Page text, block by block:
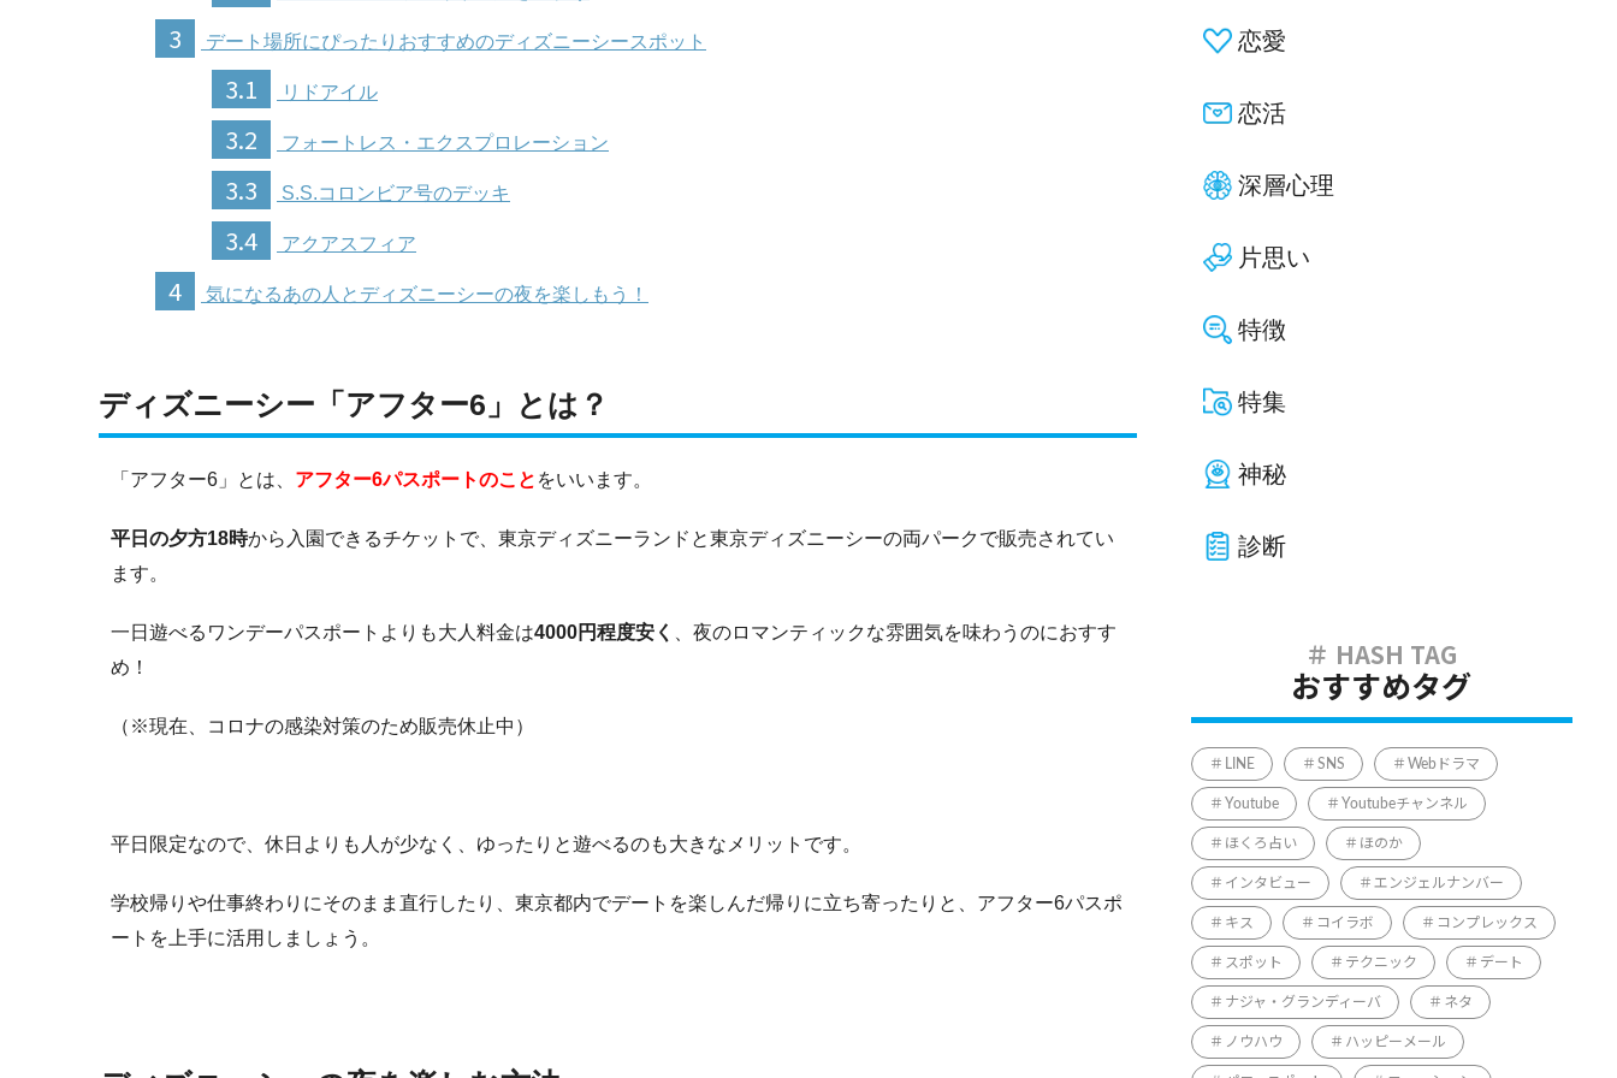
3 デート場所にぴったりおすすめのディズニーシースポット
3.1 リドアイル
3.2 フォートレス・エクスプロレーション
3.3 S.S.コロンビア号のデッキ
3.4 アクアスフィア
4 気になるあの人とディズニーシーの夜を楽しもう！
ディズニーシー「アフター6」とは？
「アフター6」とは、 アフター6パスポートのこと をいいます。
平日の夕方18時から入園できるチケットで、東京ディズニーランドと東京ディズニーシーの両パークで販売されてい
ます。
一日遊べるワンデーパスポートよりも大人料金は4000円程度安く
、夜のロマンティックな雰囲気を味わうのにおすす
め！
（※現在、コロナの感染対策のため販売休止中）
平日限定なので、休日よりも人が少なく、ゆったりと遊べるのも大きなメリットです。
学校帰りや仕事終わりにそのまま直行したり、東京都内でデートを楽しんだ帰りに立ち寄ったりと、アフター6パスポ
ートを上手に活用しましょう。
恋愛
恋活
深層心理
片思い
特徴
特集
神秘
診断
おすすめタグ
LINE SNS Webドラマ
Youtube Youtubeチャンネル
ほくろ占い ほのか
インタビュー エンジェルナンバー
キス コイラボ コンプレックス
スポット テクニック デート
ナジャ・グランディーバ ネタ
ノウハウ ハッピーメール